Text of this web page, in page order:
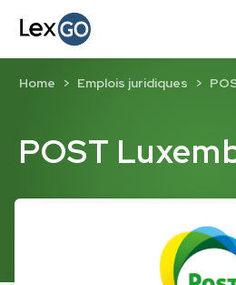
POST
Home Emplois juridiques